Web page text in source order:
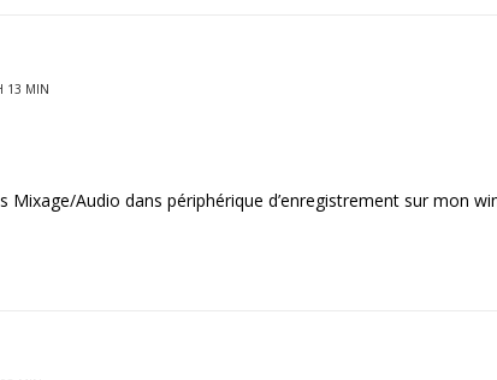
13 MIN
Mixage/Audio dans périphérique d’enregistrement sur mon